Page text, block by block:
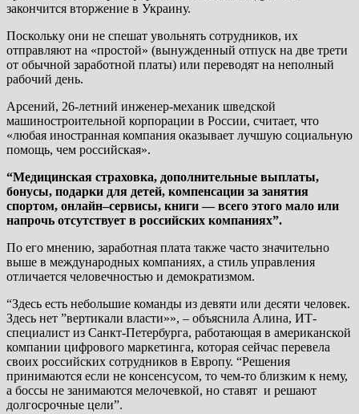
закончится вторжение в Украину.
Поскольку они не спешат увольнять сотрудников, их
отправляют на «простой» (вынужденный отпуск на две трети
от обычной заработной платы) или переводят на неполный
рабочий день.
Арсений, 26-летний инженер-механик шведской
машиностроительной корпорации в России, считает, что
«любая иностранная компания оказывает лучшую социальную
помощь, чем российская».
“Медицинская страховка, дополнительные выплаты,
бонусы, подарки для детей, компенсации за занятия
спортом, онлайн–сервисы, книги — всего этого мало или
напрочь отсутствует в российских компаниях”.
По его мнению, заработная плата также часто значительно
выше в международных компаниях, а стиль управления
отличается человечностью и демократизмом.
“Здесь есть небольшие команды из девяти или десяти человек.
Здесь нет ”вертикали власти»», – объяснила Алина, ИТ-
специалист из Санкт-Петербурга, работающая в американской
компании цифрового маркетинга, которая сейчас перевела
своих российских сотрудников в Европу. “Решения
принимаются если не консенсусом, то чем-то близким к нему,
а боссы не занимаются мелочевкой, но ставят и решают
долгосрочные цели”.